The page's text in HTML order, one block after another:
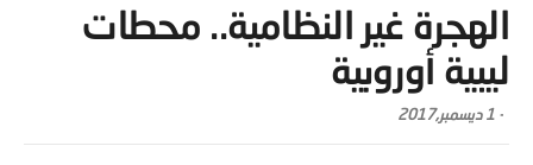
الهجرة غير النظامية.. محطات
ليبية أوروبية
- 1 ديسمبر,2017